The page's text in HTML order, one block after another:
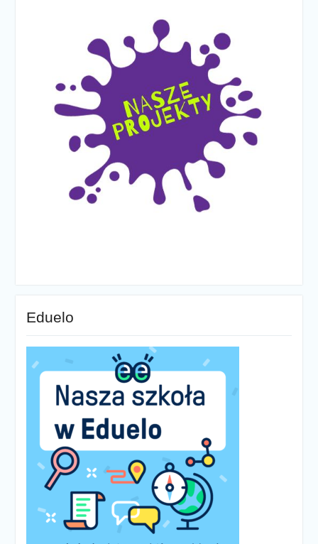
Eduelo